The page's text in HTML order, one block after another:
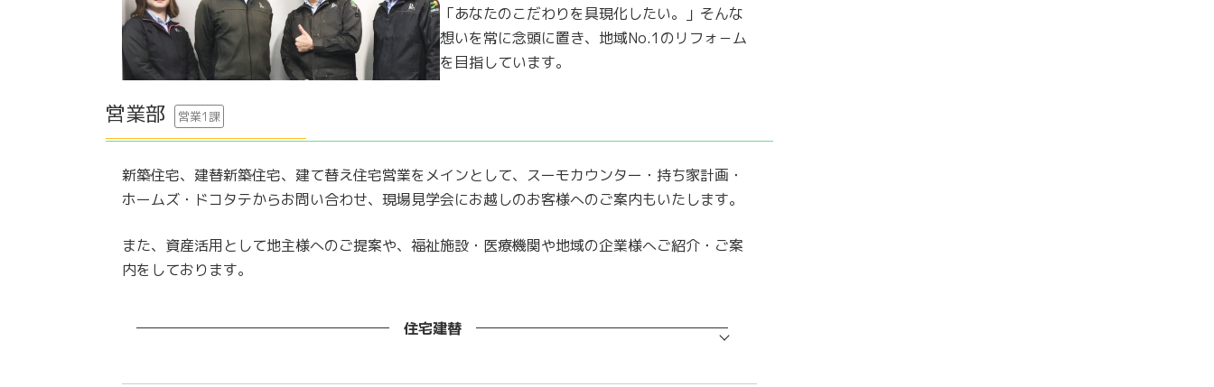
「あなたのこだわりを具現化したい。」そんな
想いを常に念頭に置き、地域No.1のリフォ－ム
を目指しています。
営業部 営業1課
新築住宅、建替新築住宅、建て替え住宅営業をメインとして、スーモカウンター・持ち家計画・
ホームズ・ドコタテからお問い合わせ、現場見学会にお越しのお客様へのご案内もいたします。
また、資産活用として地主様へのご提案や、福祉施設・医療機関や地域の企業様へご紹介・ご案
内をしております。
住宅建替